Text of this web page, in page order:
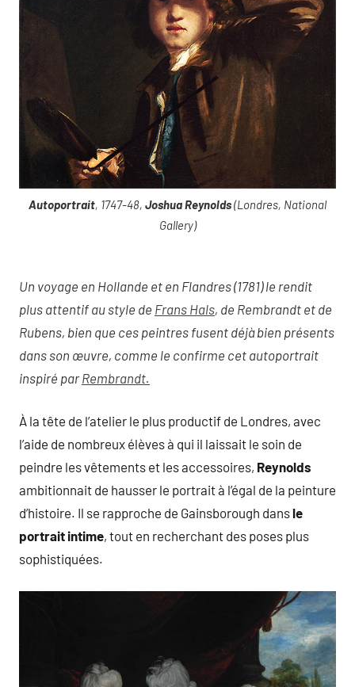
Autoportrait, 1747-48, Joshua Reynolds(Londres, National
Gallery)
Un voyage en Hollande et en Flandres (1781) le rendit
plus attentif au style de Frans Hals, de Rembrandt et de
Rubens, bien que ces peintres fusent déjà bien présents
dans son œuvre, comme le confirme cet autoportrait
inspiré parRembrandt.
À la tête de l’atelier le plus productif de Londres, avec
l’aide de nombreux élèves à qui il laissait le soin de
peindre les vêtements et les accessoires, Reynolds
ambitionnait de hausser le portrait à l’égal de la peinture
d’histoire. Il se rapproche de Gainsborough dansle
portrait intime, tout en recherchant des poses plus
sophistiquées.